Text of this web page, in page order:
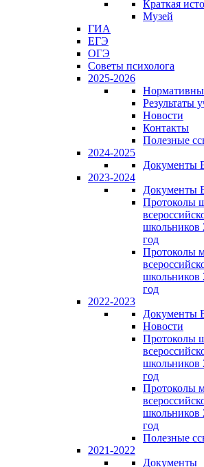
Краткая
Музей
ГИА
ЕГЭ
ОГЭ
Советы психолога
2025-2026
Результаты
Новости
Контакты
Полезные
2024-2025
2023-2024
Протоколы
школьников
год
Протоколы
школьников
год
2022-2023
Новости
Протоколы
школьников
год
Протоколы
школьников
год
Полезные
2021-2022
Документы